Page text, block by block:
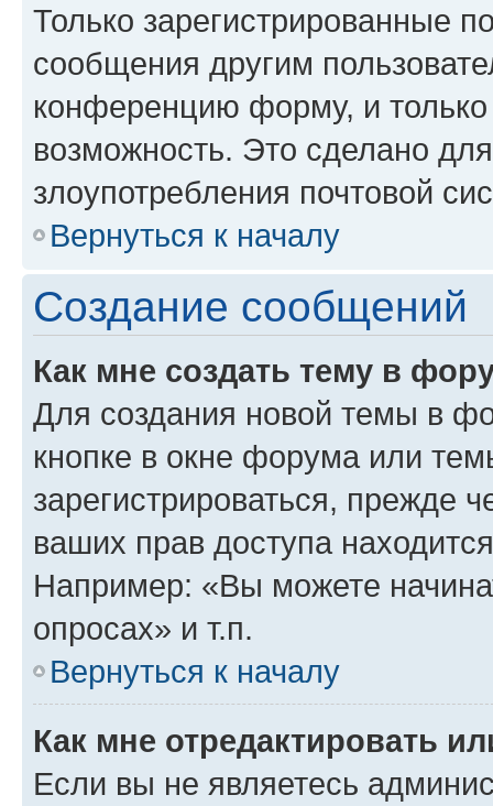
Только зарегистрированные
сообщения другим
конференцию форму, и
возможность. Это сделано
злоупотребления почтовой
Вернуться к началу
Создание сообщений
Как мне создать тему в
Для создания новой темы в
кнопке в окне форума или
зарегистрироваться, прежде
ваших прав доступа
Например: «Вы можете
опросах» и т.п.
Вернуться к началу
Как мне отредактировать
Если вы не являетесь